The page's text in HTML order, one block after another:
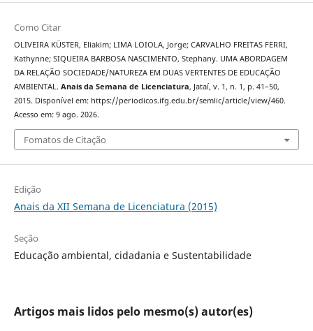
Como Citar
OLIVEIRA KÜSTER, Eliakim; LIMA LOIOLA, Jorge; CARVALHO FREITAS FERRI,
Kathynne; SIQUEIRA BARBOSA NASCIMENTO, Stephany. UMA ABORDAGEM
DA RELAÇÃO SOCIEDADE/NATUREZA EM DUAS VERTENTES DE EDUCAÇÃO
AMBIENTAL. Anais da Semana de Licenciatura, Jataí, v. 1, n. 1, p. 41–50,
2015. Disponível em: https://periodicos.ifg.edu.br/semlic/article/view/460.
Acesso em: 9 ago. 2026.
Fomatos de Citação
Edição
Anais da XII Semana de Licenciatura (2015)
Seção
Educação ambiental, cidadania e Sustentabilidade
Artigos mais lidos pelo mesmo(s) autor(es)